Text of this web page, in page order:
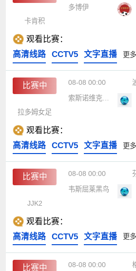
多博伊
卡肯积
观看比赛：
高清线路
CCTV5 文字直播 更多
比赛中 08-08 00:00
索斯诺维克女足B队
拉多姆女足
观看比赛：
高清线路
CCTV5 文字直播 更多
比赛中 08-08 00:00
韦斯屈莱黑鸟
JJK2
观看比赛：
高清线路
CCTV5 文字直播 更多
比赛中 08-08 00:00